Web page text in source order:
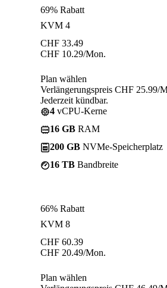
69% Rabatt
KVM 4
CHF 33.49
CHF 10.29/Mon.
Plan wählen
Verlängerungspreis CHF 25.99/
Jederzeit kündbar.
4 vCPU-Kerne
16 GB RAM
200 GB NVMe-Speicherplatz
16 TB Bandbreite
66% Rabatt
KVM 8
CHF 60.39
CHF 20.49/Mon.
Plan wählen